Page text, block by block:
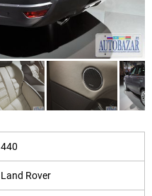
440
Land Rover